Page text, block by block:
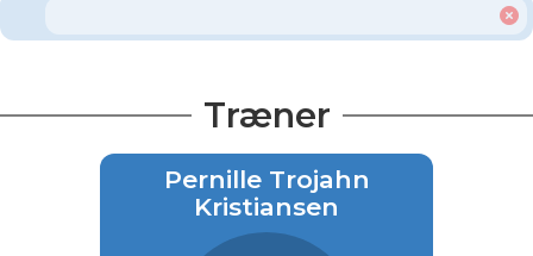
Træner
Pernille Trojahn
Kristiansen